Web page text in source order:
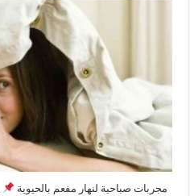
مجربات صباحية لنهار مفعم بالحيوية